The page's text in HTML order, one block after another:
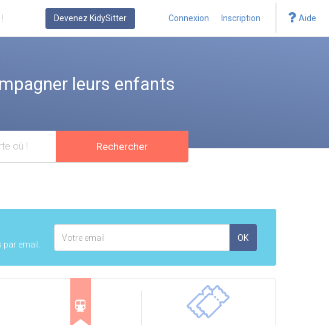
Devenez KidySitter Connexion Inscription Aide
leurs enfants
où ! Rechercher
email.
mail
OK